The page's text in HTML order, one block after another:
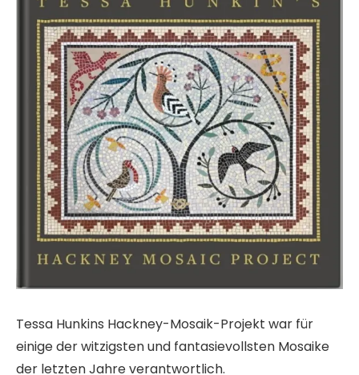
Tessa Hunkins Hackney-Mosaik-Projekt war für
einige der witzigsten und fantasievollsten Mosaike
der letzten Jahre verantwortlich.